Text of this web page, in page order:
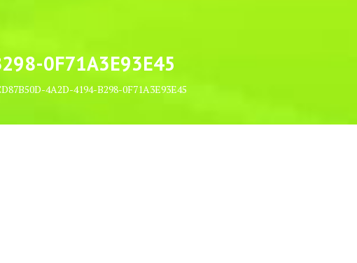
0F71A3E93E45
4A2D-4194-B298-0F71A3E93E45